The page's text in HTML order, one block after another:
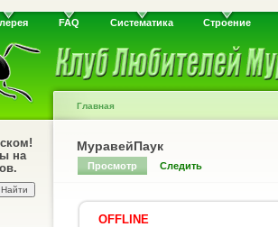
FAQ Систематика Строение
на
Главная
МуравейПаук
Просмотр Следить
OFFLINE